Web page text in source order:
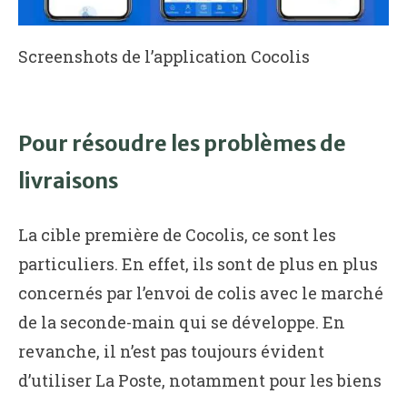
Screenshots de l’application Cocolis
Pour résoudre les problèmes de
livraisons
La cible première de Cocolis, ce sont les
particuliers. En effet, ils sont de plus en plus
concernés par l’envoi de colis avec le marché
de la seconde-main qui se développe. En
revanche, il n’est pas toujours évident
d’utiliser La Poste, notamment pour les biens